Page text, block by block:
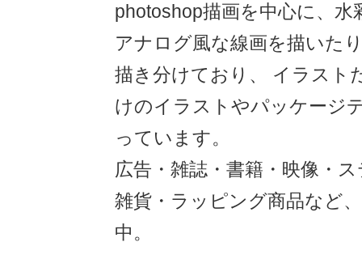
photoshop描画を中心に、
アナログ風な線画を描いた
描き分けており、 イラスト
けのイラストやパッケージ
っています。
広告・雑誌・書籍・映像・
雑貨・ラッピング商品など
中。